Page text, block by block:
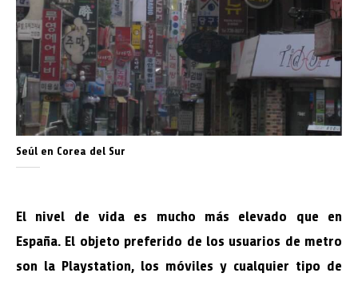
Seúl en Corea del Sur
El nivel de vida es mucho más elevado que en
España. El objeto preferido de los usuarios de metro
son la Playstation, los móviles y cualquier tipo de